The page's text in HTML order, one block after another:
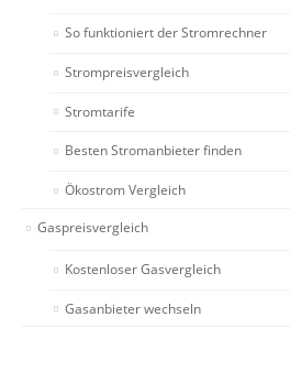
So funktioniert der Stromrechner
Strompreisvergleich
Stromtarife
Besten Stromanbieter finden
Ökostrom Vergleich
Gaspreisvergleich
Kostenloser Gasvergleich
Gasanbieter wechseln